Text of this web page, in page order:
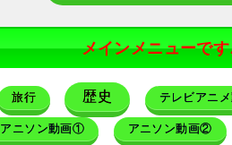
メインメニューです
旅行 歴史 テレビアニ
アニソン動画① アニソン動画②